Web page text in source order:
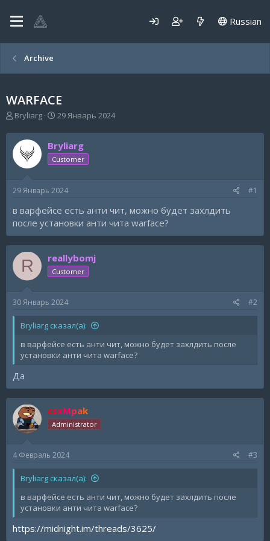
Russian
Archive
WARFACE
А
т
о
р
т
м
Bryliarg
Д
т
а
н
а
а
29 Январь 2024
Bryliarg
Customer
29 Январь 2024 #1
в варфейсе есть анти чит, можно будет захлдить
после установки анти чита warface?
R reallybomj
Customer
30 Январь 2024 #2
Bryliarg сказал(а):
в варфейсе есть анти чит, можно будет захлдить после
установки анти чита warface?
Да
csxMpak
Administrator
4 Февраль 2024 #3
Bryliarg сказал(а):
в варфейсе есть анти чит, можно будет захлдить после
установки анти чита warface?
https://midnight.im/threads/3625/